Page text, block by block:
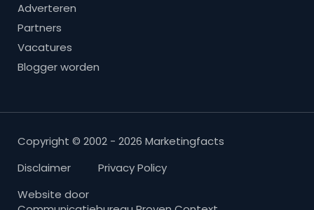
Adverteren
Partners
Vacatures
Blogger worden
Copyright © 2002 - 2026 Marketingfacts
Disclaimer
Privacy Policy
Website door